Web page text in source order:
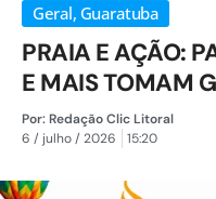
Geral, Guaratuba
PRAIA E AÇÃO:
E MAIS TOMAM
Por:Redação Clic Litoral
6 / julho / 2026
15:20